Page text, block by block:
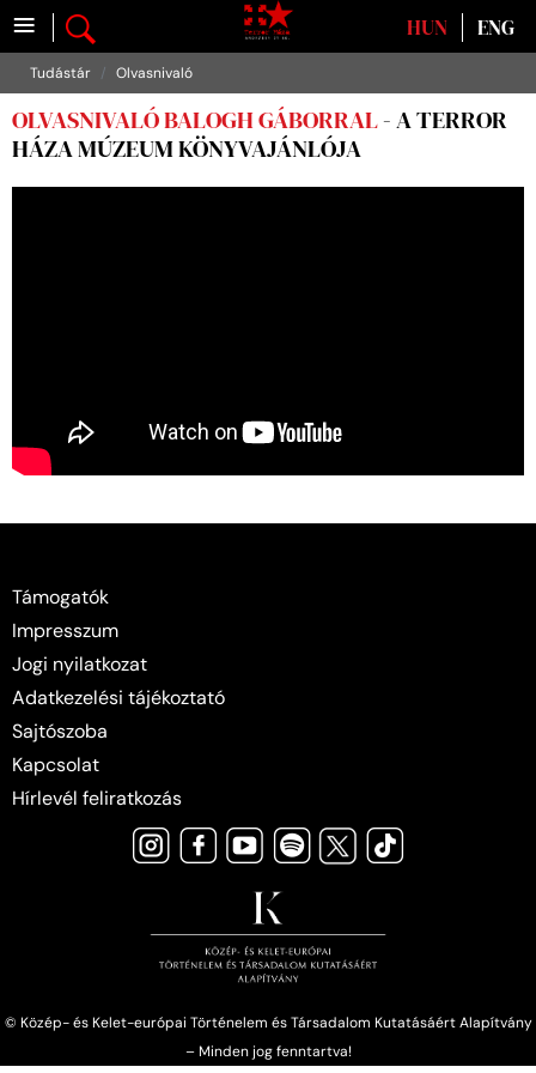
≡ Válasszon nyelvet
HUN ENG
Tudástár Olvasnivaló
OLVASNIVALÓ BALOGH GÁBORRAL- A TERROR
HÁZA MÚZEUM KÖNYVAJÁNLÓJA
Támogatók
Impresszum
Jogi nyilatkozat
Adatkezelési tájékoztató
Sajtószoba
Kapcsolat
Hírlevél feliratkozás
© Közép- és Kelet-európai Történelem és Társadalom Kutatásáért Alapítvány
– Minden jog fenntartva!